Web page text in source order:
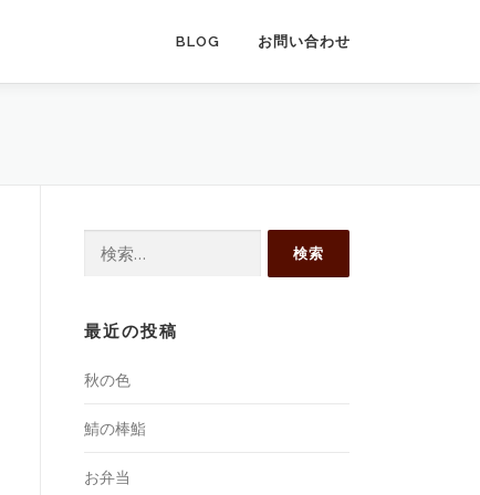
BLOG お問い合わせ
最近の投稿
秋の色
鯖の棒鮨
お弁当